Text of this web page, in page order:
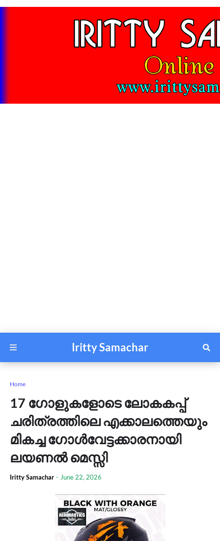
Iritty Samachar
Home
17 ഗോളുകളോടെ ലോകകപ്പ്
ചരിത്രത്തിലെ എക്കാലത്തെയും
മികച്ച ഗോൾവേട്ടക്കാരനായി
ലയണൽ മെസ്സി
Iritty Samachar - June 22, 2026